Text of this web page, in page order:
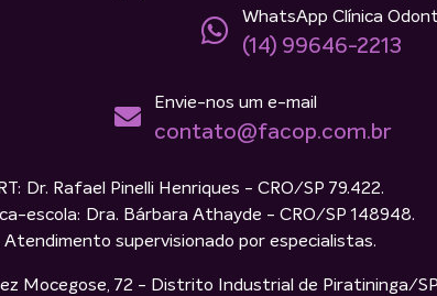
WhatsApp Clínica
(14) 99646-2213
Envie-nos um e-mail
contato@facop.com.br
RT: Dr. Rafael Pinelli Henriques - CRO/SP 79.422.
escola: Dra. Bárbara Athayde - CRO/SP 148948.
Atendimento supervisionado por especialistas.
Mocegose, 72 - Distrito Industrial de Piratininga/